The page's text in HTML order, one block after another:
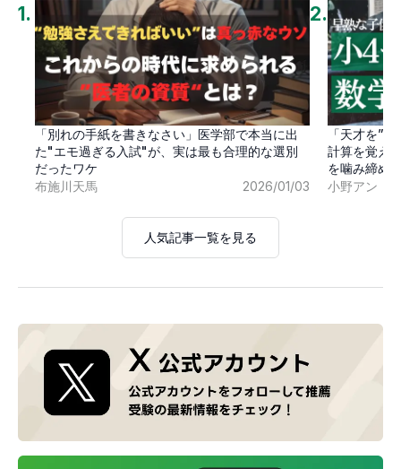
1.
「別れの手紙を書きなさい」医学部で本当に出
た"エモ過ぎる入試"が、実は最も合理的な選別
だったワケ
布施川天馬
2026/01/03
2.
「天才を”
計算を覚え
を噛み締め
小野アン
人気記事一覧を見る